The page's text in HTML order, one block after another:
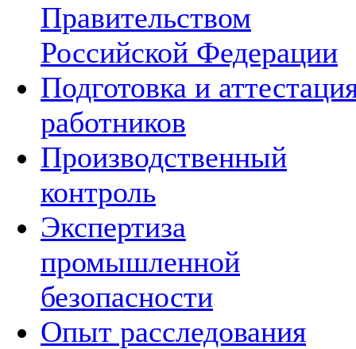
Правительством
Российской Федерации
Подготовка и
работников
Производственный
контроль
Экспертиза
промышленной
безопасности
Опыт расследования